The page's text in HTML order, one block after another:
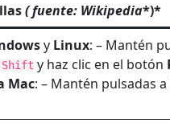
( fuente: Wikipedia*)*
y Linux: – Mantén
Shift y haz clic en el botón
Mac: – Mantén pulsadas a